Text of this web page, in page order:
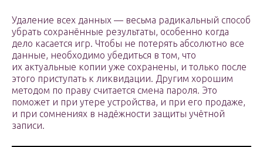
Удаление всех данных — весьма радикальный способ
убрать сохранённые результаты, особенно когда
дело касается игр. Чтобы не потерять абсолютно все
данные, необходимо убедиться в том, что
их актуальные копии уже сохранены, и только после
этого приступать к ликвидации. Другим хорошим
методом по праву считается смена пароля. Это
поможет и при утере устройства, и при его продаже,
и при сомнениях в надёжности защиты учётной
записи.